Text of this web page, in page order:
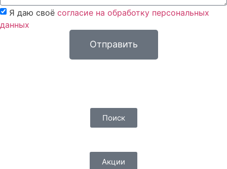
Я даю своё согласие на обработку персональных
данных
Отправить
Поиск
Акции